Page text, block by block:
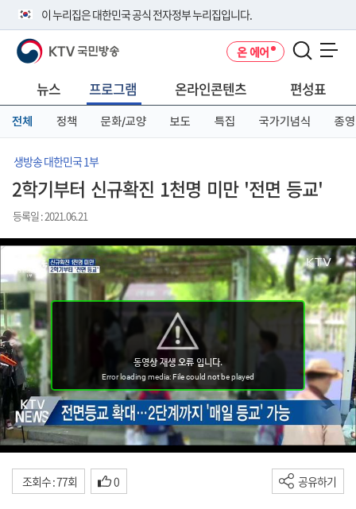
이 누리집은 대한민국 공식 전자정부 누리집입니다.
공식 누리집 주소 확인하기
니다.
이밖에 or.kr 또는 .kr등 다른 도메인 주소를 사용하고 있다면 아래 URL에
서 도메인 주소를 확인해 보세요
KTV 국민방송 온 에어
뉴스 프로그램 온라인콘텐츠 편성표
전체 정책 문화/교양 보도 특집 국가기념식 종영
생방송 대한민국 1부
2학기부터 신규확진 1천명 미만 '전면 등교'
등록일 : 2021.06.21
조회수 : 77회 0 공유하기